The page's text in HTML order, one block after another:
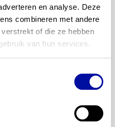
en analyse. Deze
combineren met andere
of die ze hebben
van hun services.
ontvangt dan een mail